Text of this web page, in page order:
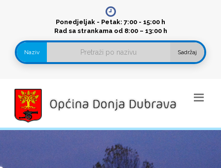
Ponedjeljak - Petak: 7:00 - 15:00 h
Rad sa strankama od 8:00 – 13:00 h
Naziv Sadržaj